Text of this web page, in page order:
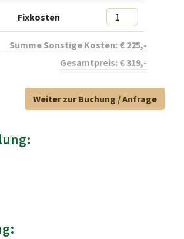
Fixkosten
Summe Sonstige Kosten: € 225,-
Gesamtpreis: €319,-
Weiter zur Buchung / Anfrage